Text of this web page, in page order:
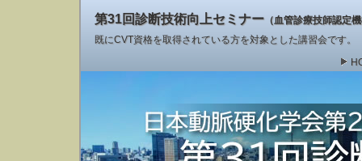
第31回診断技術向上セミナー （血管診療技師認定
既にCVT資格を取得されている方を対象とした講習会です。